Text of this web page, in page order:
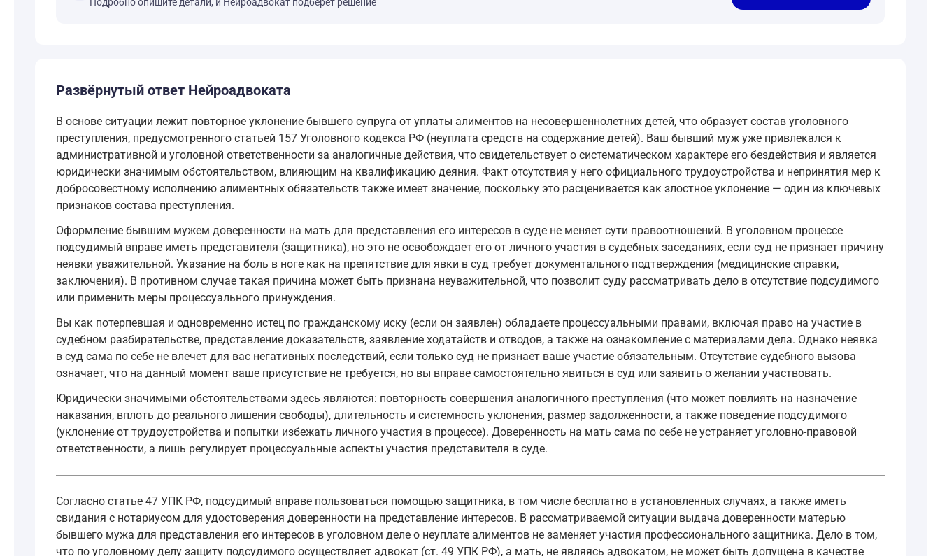
Развёрнутый ответ Нейроадвоката
В основе ситуации лежит повторное уклонение бывшего супруга от уплаты алиментов на несовершеннолетних детей, что образует состав уголовного
преступления, предусмотренного статьей 157 Уголовного кодекса РФ (неуплата средств на содержание детей). Ваш бывший муж уже привлекался к
административной и уголовной ответственности за аналогичные действия, что свидетельствует о систематическом характере его бездействия и является
юридически значимым обстоятельством, влияющим на квалификацию деяния. Факт отсутствия у него официального трудоустройства и непринятия мер к
добросовестному исполнению алиментных обязательств также имеет значение, поскольку это расценивается как злостное уклонение — один из ключевых
признаков состава преступления.
Оформление бывшим мужем доверенности на мать для представления его интересов в суде не меняет сути правоотношений. В уголовном процессе
подсудимый вправе иметь представителя (защитника), но это не освобождает его от личного участия в судебных заседаниях, если суд не признает причину
неявки уважительной. Указание на боль в ноге как на препятствие для явки в суд требует документального подтверждения (медицинские справки,
заключения). В противном случае такая причина может быть признана неуважительной, что позволит суду рассматривать дело в отсутствие подсудимого
или применить меры процессуального принуждения.
Вы как потерпевшая и одновременно истец по гражданскому иску (если он заявлен) обладаете процессуальными правами, включая право на участие в
судебном разбирательстве, представление доказательств, заявление ходатайств и отводов, а также на ознакомление с материалами дела. Однако неявка
в суд сама по себе не влечет для вас негативных последствий, если только суд не признает ваше участие обязательным. Отсутствие судебного вызова
означает, что на данный момент ваше присутствие не требуется, но вы вправе самостоятельно явиться в суд или заявить о желании участвовать.
Юридически значимыми обстоятельствами здесь являются: повторность совершения аналогичного преступления (что может повлиять на назначение
наказания, вплоть до реального лишения свободы), длительность и системность уклонения, размер задолженности, а также поведение подсудимого
(уклонение от трудоустройства и попытки избежать личного участия в процессе). Доверенность на мать сама по себе не устраняет уголовно-правовой
ответственности, а лишь регулирует процессуальные аспекты участия представителя в суде.
Согласно статье 47 УПК РФ, подсудимый вправе пользоваться помощью защитника, в том числе бесплатно в установленных случаях, а также иметь
свидания с нотариусом для удостоверения доверенности на представление интересов. В рассматриваемой ситуации выдача доверенности матерью
бывшего мужа для представления его интересов в уголовном деле о неуплате алиментов не заменяет участия профессионального защитника. Дело в том,
что по уголовному делу защиту подсудимого осуществляет адвокат (ст. 49 УПК РФ), а мать, не являясь адвокатом, не может быть допущена в качестве